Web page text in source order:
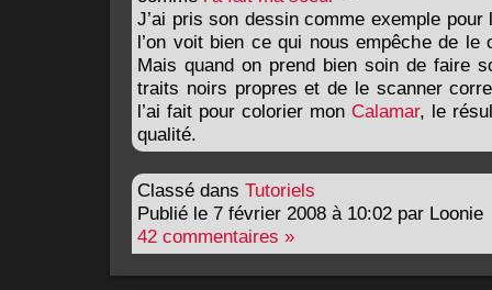
J’ai pris son dessin comme exemple
l’on voit bien ce qui nous empêche de le
Mais quand on prend bien soin de faire
traits noirs propres et de le scanner
l’ai fait pour colorier mon Calamar, le
qualité.
Classé dans Tutoriels
Publié le 7 février 2008 à 10:02 par Loonie
42 commentaires »